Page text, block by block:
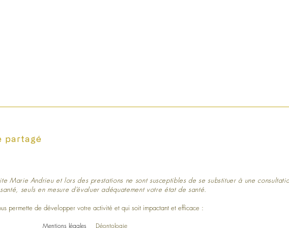
partagé
Marie Andrieu et lors des prestations ne sont susceptibles de se substituer à une
seuls en mesure d’évaluer adéquatement votre état de santé.
permette de développer votre activité et qui soit impactant et efficace :
Mentions légales Déontologie